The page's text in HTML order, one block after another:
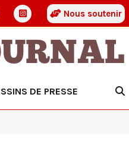
Nous soutenir
DE PRESSE